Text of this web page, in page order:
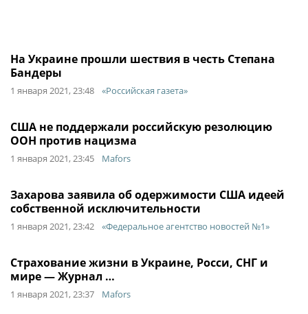
На Украине прошли шествия в честь Степана
Бандеры
1 января 2021, 23:48 «Российская газета»
США не поддержали российскую резолюцию
ООН против нацизма
1 января 2021, 23:45 Mafors
Захарова заявила об одержимости США идеей
собственной исключительности
1 января 2021, 23:42 «Федеральное агентство новостей №1»
Страхование жизни в Украине, Росси, СНГ и
мире — Журнал …
1 января 2021, 23:37 Mafors